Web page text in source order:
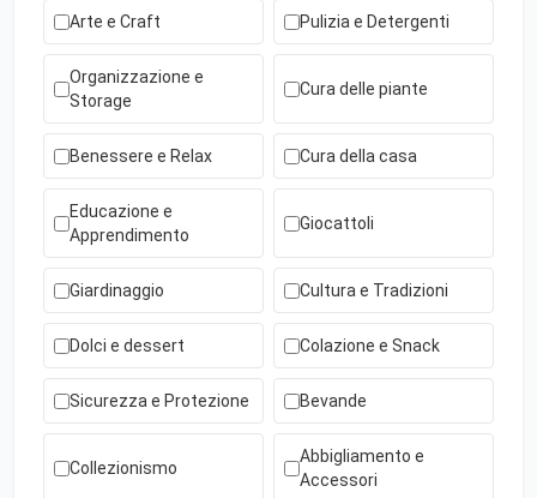
Arte e Craft Pulizia e Detergenti
Organizzazione e
Storage
Cura delle piante
Benessere e Relax Cura della casa
Educazione e
Apprendimento
Giocattoli
Giardinaggio Cultura e Tradizioni
Dolci e dessert Colazione e Snack
Sicurezza e Protezione Bevande
Collezionismo
Abbigliamento e
Accessori